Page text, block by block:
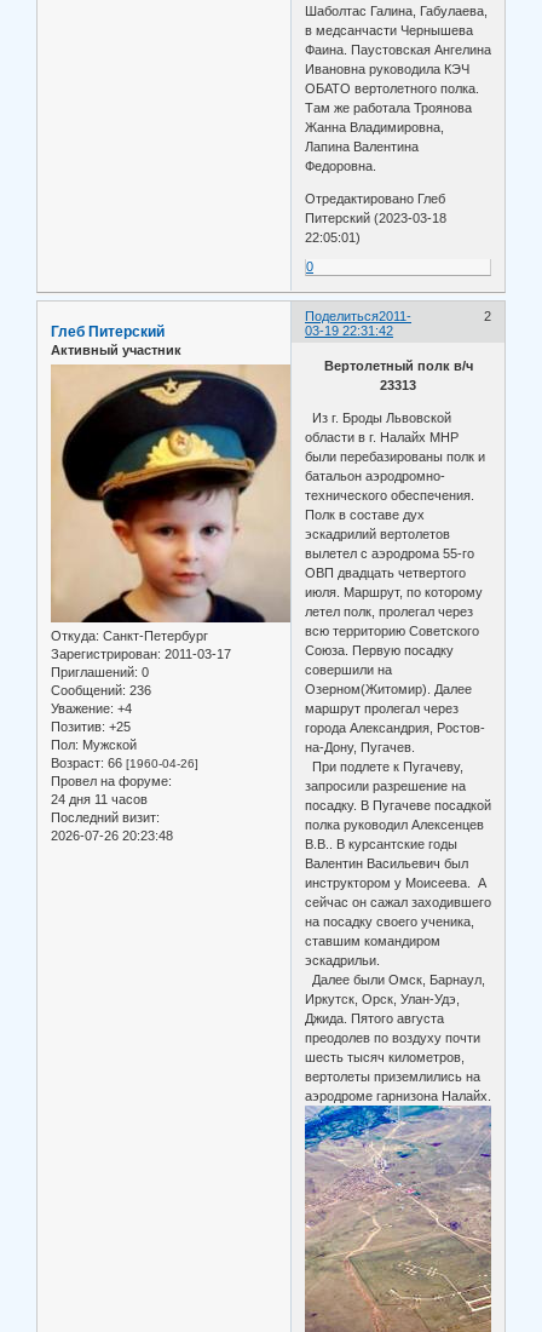
Шаболтас Галина, Габулаева,
в медсанчасти Чернышева
Фаина. Паустовская Ангелина
Ивановна руководила КЭЧ
ОБАТО вертолетного полка.
Там же работала Троянова
Жанна Владимировна,
Лапина Валентина
Федоровна.
Отредактировано Глеб
Питерский (2023-03-18
22:05:01)
0
Поделиться 2
2011-
03-19 22:31:42
Глеб Питерский
Активный участник
Откуда: Санкт-Петербург
Зарегистрирован: 2011-03-17
Приглашений: 0
Сообщений: 236
Уважение: +4
Позитив: +25
Пол: Мужской
Возраст: 66 [1960-04-26]
Провел на форуме:
24 дня 11 часов
Последний визит:
2026-07-26 20:23:48
Вертолетный полк в/ч
23313
Из г. Броды Львовской
области в г. Налайх МНР
были перебазированы полк и
батальон аэродромно-
технического обеспечения.
Полк в составе дух
эскадрилий вертолетов
вылетел с аэродрома 55-го
ОВП двадцать четвертого
июля. Маршрут, по которому
летел полк, пролегал через
всю территорию Советского
Союза. Первую посадку
совершили на
Озерном(Житомир). Далее
маршрут пролегал через
города Александрия, Ростов-
на-Дону, Пугачев.
При подлете к Пугачеву,
запросили разрешение на
посадку. В Пугачеве посадкой
полка руководил Алексенцев
В.В.. В курсантские годы
Валентин Васильевич был
инструктором у Моисеева. А
сейчас он сажал заходившего
на посадку своего ученика,
ставшим командиром
эскадрильи.
Далее были Омск, Барнаул,
Иркутск, Орск, Улан-Удэ,
Джида. Пятого августа
преодолев по воздуху почти
шесть тысяч километров,
вертолеты приземлились на
аэродроме гарнизона Налайх.